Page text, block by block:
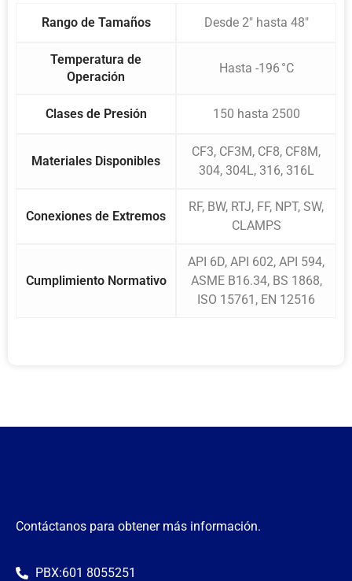
Rango de Tamaños Desde 2″ hasta 48″
Temperatura de
Operación
Hasta -196 °C
Clases de Presión 150 hasta 2500
Materiales Disponibles
CF3, CF3M, CF8, CF8M,
304, 304L, 316, 316L
Conexiones de Extremos
RF, BW, RTJ, FF, NPT, SW,
CLAMPS
Cumplimiento Normativo
API 6D, API 602, API 594,
ASME B16.34, BS 1868,
ISO 15761, EN 12516
Contáctanos para obtener más información.
PBX:601 8055251